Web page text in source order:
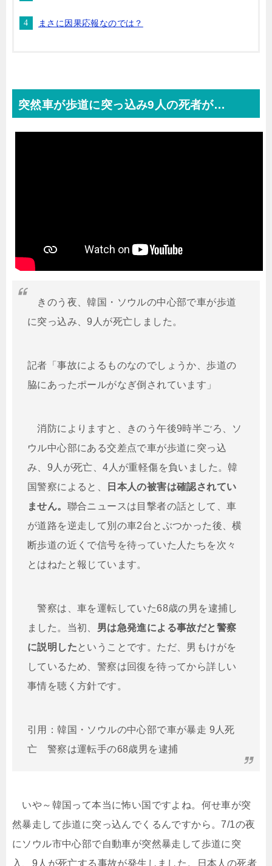
まさに因果応報なのでは？
突然車が歩道に突っ込み9人の死者が…
きのう夜、韓国・ソウルの中心部で車が歩道
に突っ込み、9人が死亡しました。
記者「事故によるものなのでしょうか、歩道の
脇にあったポールがなぎ倒されています」
消防によりますと、きのう午後9時半ごろ、ソ
ウル中心部にある交差点で車が歩道に突っ込
み、9人が死亡、4人が重軽傷を負いました。韓
国警察によると、
日本人の被害は確認されてい
ません。 聯合ニュースは目撃者の話として、車
が道路を逆走して別の車2台とぶつかった後、横
断歩道の近くで信号を待っていた人たちを次々
とはねたと報じています。
警察は、車を運転していた68歳の男を逮捕し
ました。当初、 男は急発進による事故だと警察
に説明した ということです。ただ、男もけがを
しているため、警察は回復を待ってから詳しい
事情を聴く方針です。
引用：韓国・ソウルの中心部で車が暴走 9人死
亡 警察は運転手の68歳男を逮捕
いや～韓国って本当に怖い国ですよね。何せ車が突
然暴走して歩道に突っ込んでくるんですから。7/1の夜
にソウル市中心部で自動車が突然暴走して歩道に突
入、9人が死亡する事故が発生しました。日本人の死者